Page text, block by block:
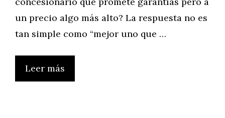
un precio algo más alto? La respuesta no es
tan simple como “mejor uno que …
Leer más